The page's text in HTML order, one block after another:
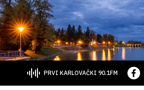
PRVI KARLOVAČKI 90.1FM